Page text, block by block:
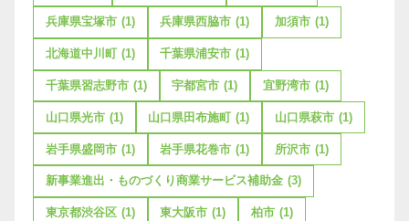
兵庫県宝塚市 (1) 兵庫県西脇市 (1) 加須市 (1)
北海道中川町 (1) 千葉県浦安市 (1)
千葉県習志野市 (1) 宇都宮市 (1) 宜野湾市 (1)
山口県光市 (1) 山口県田布施町 (1) 山口県萩市 (1)
岩手県盛岡市 (1) 岩手県花巻市 (1) 所沢市 (1)
新事業進出・ものづくり商業サービス補助金 (3)
東京都渋谷区 (1) 東大阪市 (1) 柏市 (1)